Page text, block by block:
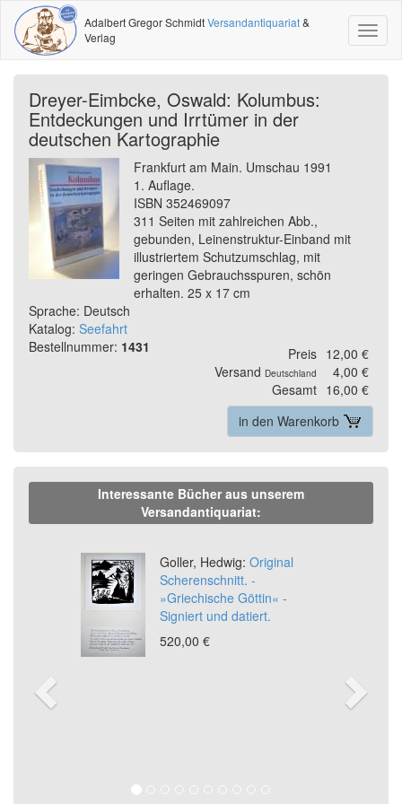
Adalbert Gregor SchmidtVersandantiquariat&
Verlag
Dreyer-Eimbcke, Oswald: Kolumbus:
Entdeckungen und Irrtümer in der
deutschen Kartographie
Frankfurt am Main. Umschau 1991
1. Auflage.
ISBN 352469097
311 Seiten mit zahlreichen Abb.,
gebunden, Leinenstruktur-Einband mit
illustriertem Schutzumschlag, mit
geringen Gebrauchsspuren, schön
erhalten. 25 x 17 cm
Sprache: Deutsch
Katalog: Seefahrt
Bestellnummer: 1431 Preis 12,00 €
Versand Deutschland
4,00 €
Gesamt 16,00 €
in den Warenkorb
Interessante Bücher aus unserem
Versandantiquariat:
Goller, Hedwig: Original
Scherenschnitt. -
»Griechische Göttin« -
Signiert und datiert.
520,00 €
Previous